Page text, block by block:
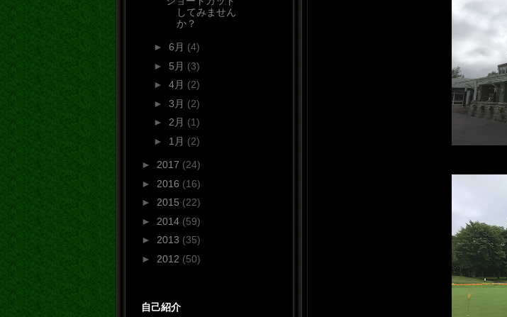
してみません
か？
► 6月 (4)
► 5月 (3)
► 4月 (2)
► 3月 (2)
► 2月 (1)
► 1月 (2)
► 2017 (24)
► 2016 (16)
► 2015 (22)
► 2014 (59)
► 2013 (35)
► 2012 (50)
自己紹介